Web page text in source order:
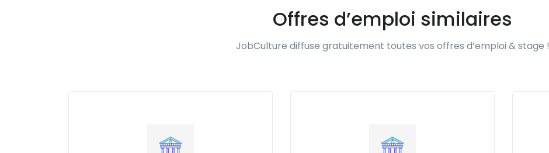
Offres d’emploi similaires
JobCulture diffuse gratuitement toutes vos offres d’emploi & stage !